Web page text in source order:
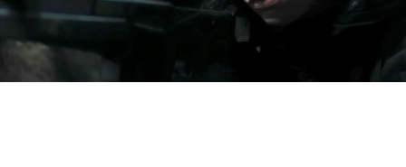
Cool Esport
Pořady